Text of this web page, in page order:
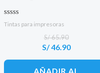
Valorado con
Tintas para impresoras
S/65.90
El
original
S/46.90
El
actual
AÑADIR AL